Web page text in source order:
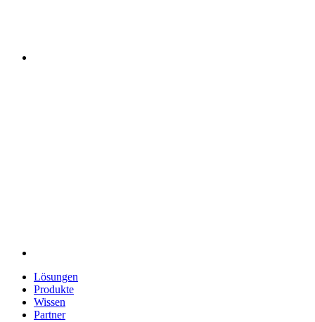
Lösungen
Produkte
Wissen
Partner